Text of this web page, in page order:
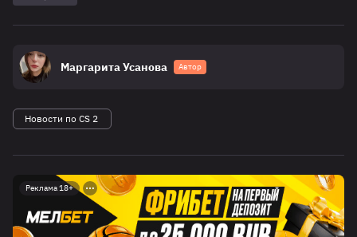
Маргарита Усанова Автор
Новости по CS 2
Реклама 18+